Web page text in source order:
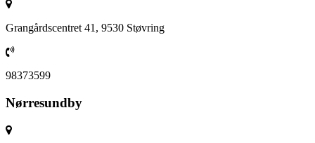
Grangårdscentret 41, 9530 Støvring
98373599
Nørresundby